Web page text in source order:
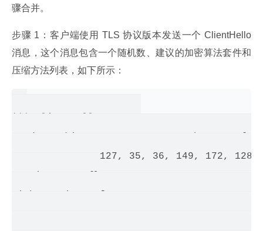
骤合并。
步骤 1：客户端使用 TLS 协议版本发送一个 ClientHello
消息，这个消息包含一个随机数、建议的加密算法套件和
压缩方法列表，如下所示：
150, 222, 147, 127, 35, 36, 149, 172,